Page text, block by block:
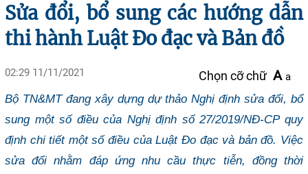
Sửa đổi, bổ sung các hướng dẫn
thi hành Luật Đo đạc và Bản đồ
02:29 11/11/2021 Chọn cỡ chữ A a
Bộ TN&MT đang xây dựng dự thảo Nghị định sửa đổi, bổ
sung một số điều của Nghị định số 27/2019/NĐ-CP quy
định chi tiết một số điều của Luật Đo đạc và bản đồ. Việc
sửa đổi nhằm đáp ứng nhu cầu thực tiễn, đồng thời